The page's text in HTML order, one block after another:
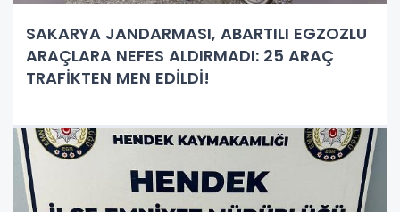
SAKARYA JANDARMASI, ABARTILI EGZOZLU
ARAÇLARA NEFES ALDIRMADI: 25 ARAÇ
TRAFİKTEN MEN EDİLDİ!